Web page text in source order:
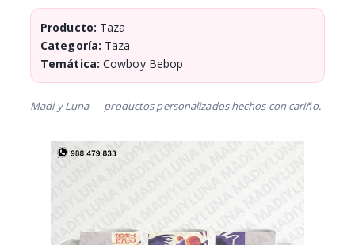
Producto: Taza
Categoría: Taza
Temática: Cowboy Bebop
Madi y Luna — productos personalizados hechos con cariño.